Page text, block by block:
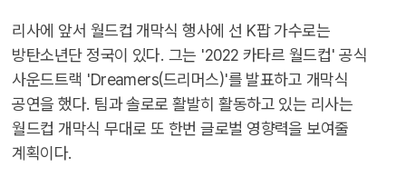
리사에 앞서 월드컵 개막식 행사에 선 K팝 가수로는
방탄소년단 정국이 있다. 그는 '2022 카타르 월드컵' 공식
사운드트랙 'Dreamers(드리머스)'를 발표하고 개막식
공연을 했다. 팀과 솔로로 활발히 활동하고 있는 리사는
월드컵 개막식 무대로 또 한번 글로벌 영향력을 보여줄
계획이다.